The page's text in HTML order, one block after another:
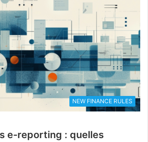
NEW FINANCE RULES
e-reporting : quelles